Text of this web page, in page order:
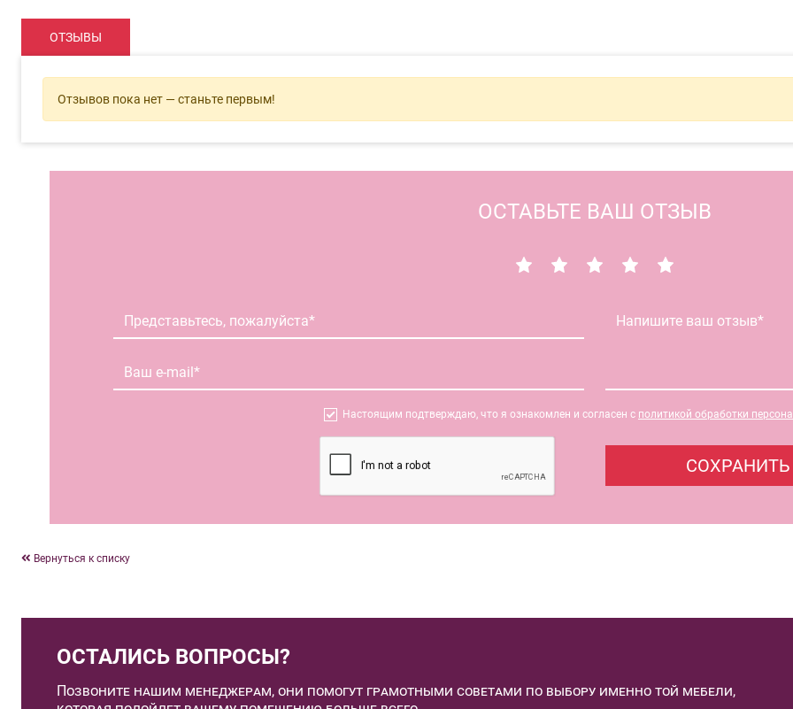
ОТЗЫВЫ
Отзывов пока нет — станьте первым!
ОСТАВЬТЕ ВАШ ОТЗЫВ
Настоящим подтверждаю, что я ознакомлен и согласен с политикой обработки
Вернуться к списку
ОСТАЛИСЬ ВОПРОСЫ?
Позвоните нашим менеджерам, они помогут грамотными советами по выбору именно той мебели,